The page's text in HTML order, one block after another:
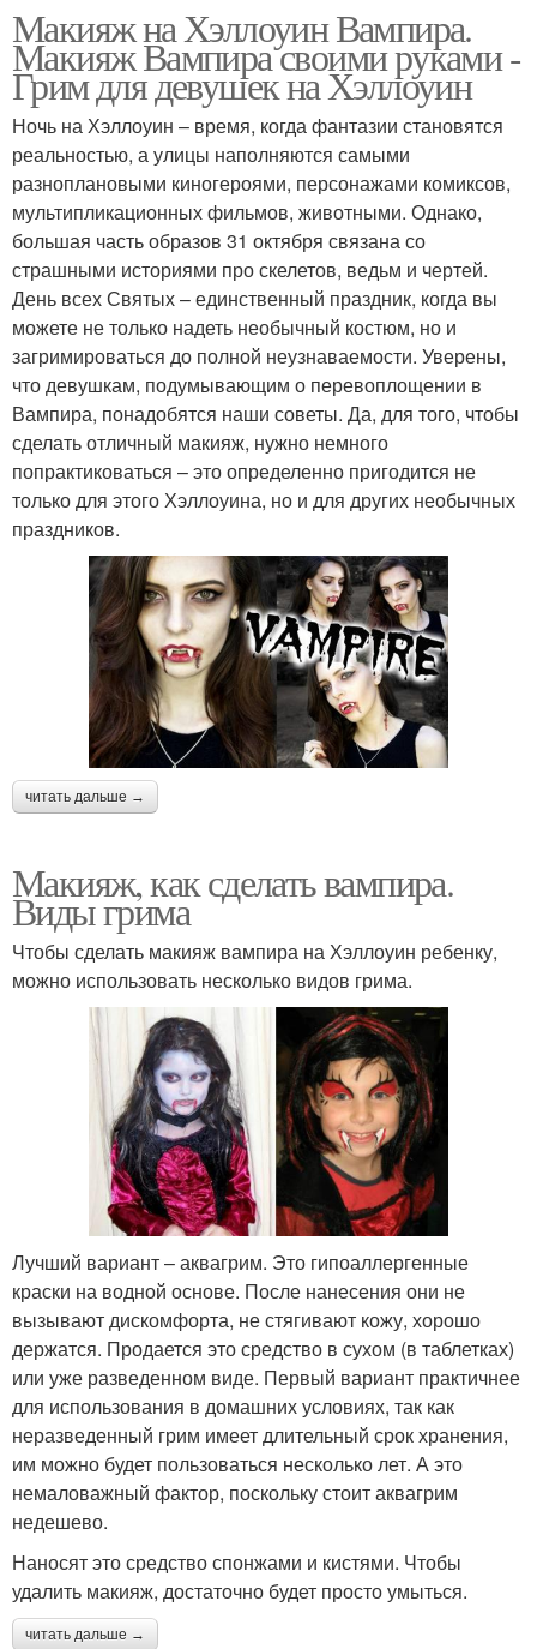
Макияж на Хэллоуин Вампира.
Макияж Вампира своими руками -
Грим для девушек на Хэллоуин
Ночь на Хэллоуин – время, когда фантазии становятся
реальностью, а улицы наполняются самыми
разноплановыми киногероями, персонажами комиксов,
мультипликационных фильмов, животными. Однако,
большая часть образов 31 октября связана со
страшными историями про скелетов, ведьм и чертей.
День всех Святых – единственный праздник, когда вы
можете не только надеть необычный костюм, но и
загримироваться до полной неузнаваемости. Уверены,
что девушкам, подумывающим о перевоплощении в
Вампира, понадобятся наши советы. Да, для того, чтобы
сделать отличный макияж, нужно немного
попрактиковаться – это определенно пригодится не
только для этого Хэллоуина, но и для других необычных
праздников.
читать дальше →
Макияж, как сделать вампира.
Виды грима
Чтобы сделать макияж вампира на Хэллоуин ребенку,
можно использовать несколько видов грима.
Лучший вариант – аквагрим. Это гипоаллергенные
краски на водной основе. После нанесения они не
вызывают дискомфорта, не стягивают кожу, хорошо
держатся. Продается это средство в сухом (в таблетках)
или уже разведенном виде. Первый вариант практичнее
для использования в домашних условиях, так как
неразведенный грим имеет длительный срок хранения,
им можно будет пользоваться несколько лет. А это
немаловажный фактор, поскольку стоит аквагрим
недешево.
Наносят это средство спонжами и кистями. Чтобы
удалить макияж, достаточно будет просто умыться.
читать дальше →